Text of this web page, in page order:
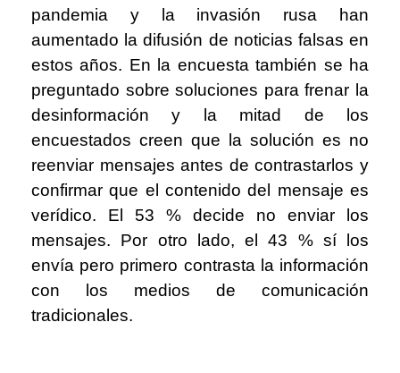
pandemia y la invasión rusa han
aumentado la difusión de noticias falsas en
estos años. En la encuesta también se ha
preguntado sobre soluciones para frenar la
desinformación y la mitad de los
encuestados creen que la solución es no
reenviar mensajes antes de contrastarlos y
confirmar que el contenido del mensaje es
verídico. El 53 % decide no enviar los
mensajes. Por otro lado, el 43 % sí los
envía pero primero contrasta la información
con los medios de comunicación
tradicionales.